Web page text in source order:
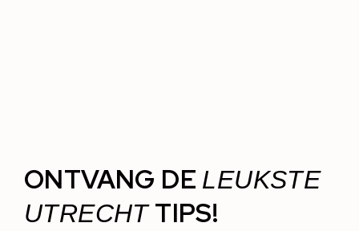
ONTVANG DE LEUKSTE
UTRECHTTIPS!